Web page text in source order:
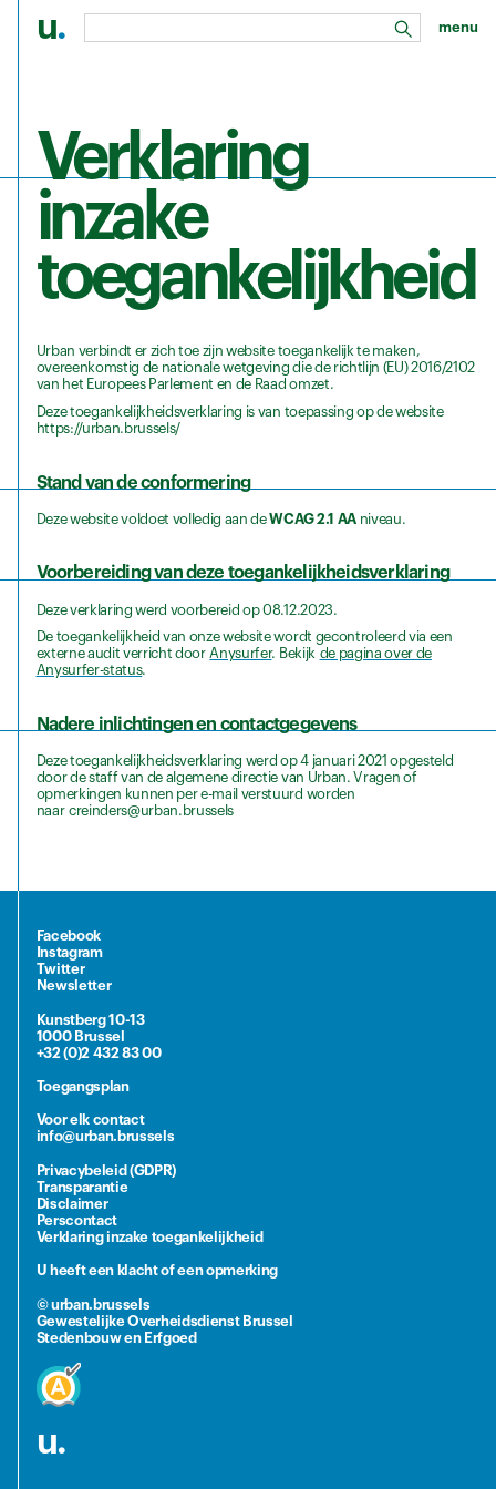
u. zoeken
menu
Verklaring
inzake
toegankelijkheid
Urban verbindt er zich toe zijn website toegankelijk te maken,
overeenkomstig de nationale wetgeving die de richtlijn (EU) 2016/2102
van het Europees Parlement en de Raad omzet.
Deze toegankelijkheidsverklaring is van toepassing op de website
https://urban.brussels/
Stand van de conformering
Deze website voldoet volledig aan deWCAG 2.1 AAniveau.
Voorbereiding van deze toegankelijkheidsverklaring
Deze verklaring werd voorbereid op 08.12.2023.
De toegankelijkheid van onze website wordt gecontroleerd via een
externe audit verricht door Anysurfer. Bekijk de pagina over de
Anysurfer-status.
Nadere inlichtingen en contactgegevens
Deze toegankelijkheidsverklaring werd op 4 januari 2021 opgesteld
door de staff van de algemene directie van Urban. Vragen of
opmerkingen kunnen per e-mail verstuurd worden
naar creinders@urban.brussels
Facebook
Instagram
Twitter
Newsletter
Kunstberg 10-13
1000 Brussel
+32 (0)2 432 83 00
Toegangsplan
Voor elk contact
info@urban.brussels
Privacybeleid (GDPR)
Transparantie
Disclaimer
Perscontact
Verklaring inzake toegankelijkheid
U heeft een klacht of een opmerking
© urban.brussels
Gewestelijke Overheidsdienst Brussel
Stedenbouw en Erfgoed
u.